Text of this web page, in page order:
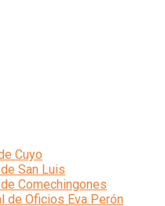
Cuyo
San Luis
Comechingones
de Oficios Eva Perón